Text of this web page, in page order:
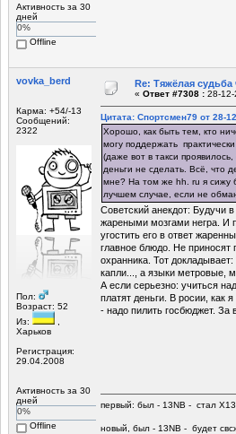
Активность за 30
дней
0%
Offline
vovka_berd
Карма: +54/-13
Сообщений:
2322
Пол:
Возраст: 52
Из:
Харьков
Регистрация:
29.04.2008
Активность за 30
дней
0%
Offline
Re: Тяжёлая
« Ответ #7308 : 28-
Цитата: Спортсмен79 от 28-
Хорошо, как быть тем, кто
могу поддержать
(даже вот в такси
деньги не сделать. Всё, что
мне? На том же hh. ru я сижу
лучшем случае, если не
Советский анекдот: Будучи
жареными мозгами негра. И
угостить его в ответ
главное блюдо. Не приносят
охранника. Тот
капли..., а языки метровые,
А если серьезно: учиться
платят деньги. В росии, как
- надо пилить госбюджет. За
первый: был - 13NB - стал
новый, был - 13NB - будет